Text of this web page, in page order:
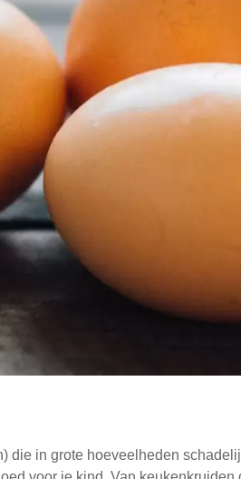
die in grote hoeveelheden